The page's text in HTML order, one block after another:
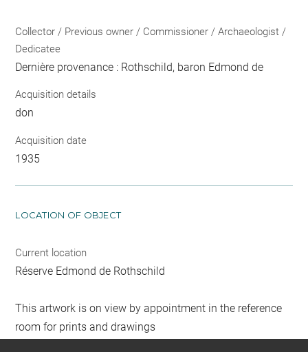
Collector / Previous owner / Commissioner / Archaeologist /
Dedicatee
Dernière provenance : Rothschild, baron Edmond de
Acquisition details
don
Acquisition date
1935
LOCATION OF OBJECT
Current location
Réserve Edmond de Rothschild
This artwork is on view by appointment in the reference
room for prints and drawings